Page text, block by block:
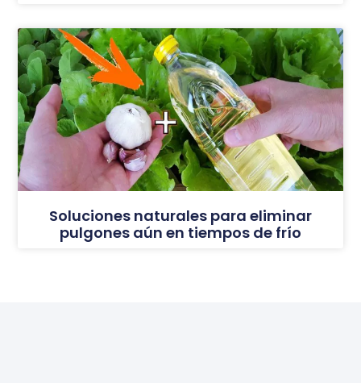
Soluciones naturales para eliminar
pulgones aún en tiempos de frío